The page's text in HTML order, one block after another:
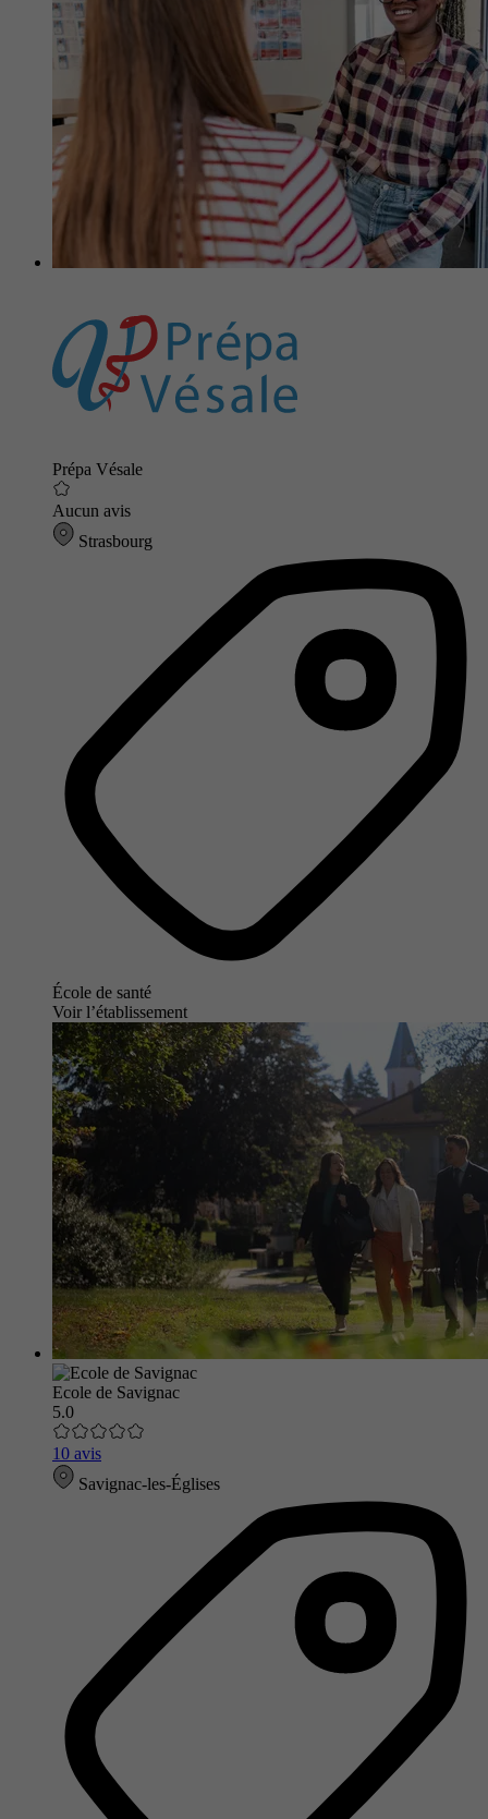
Prépa Vésale
Aucun avis
Strasbourg
École de santé
Voir l’établissement
Ecole de Savignac
5.0
10 avis
Savignac-les-Églises